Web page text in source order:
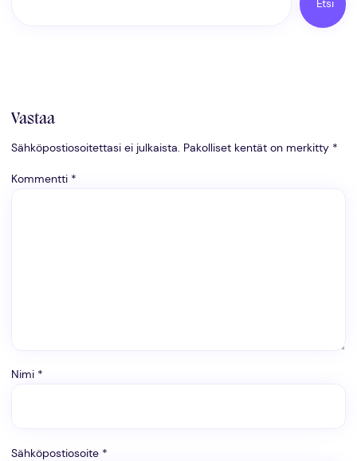
Etsi
Vastaa
Sähköpostiosoitettasi ei julkaista. Pakolliset kentät on merkitty *
Kommentti *
Nimi *
Sähköpostiosoite *